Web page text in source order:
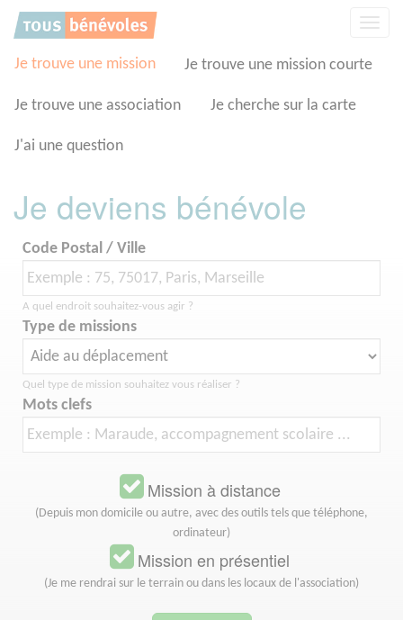
Je trouve une mission Je trouve une mission courte
Je trouve une association Je cherche sur la carte
J'ai une question
Je deviens bénévole
Code Postal / Ville
A quel endroit souhaitez-vous agir ?
Type de missions
Quel type de mission souhaitez vous réaliser ?
Mots clefs
Mission à distance
(Depuis mon domicile ou autre, avec des outils tels que téléphone,
ordinateur)
Mission en présentiel
(Je me rendrai sur le terrain ou dans les locaux de l'association)
Panneau de gestion des cookies